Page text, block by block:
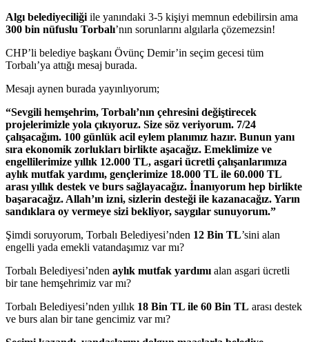
Algı belediyeciliği ile yanındaki 3-5 kişiyi memnun edebilirsin ama
300 bin nüfuslu Torbalı’nın sorunlarını algılarla çözemezsin!
CHP’li belediye başkanı Övünç Demir’in seçim gecesi tüm
Torbalı’ya attığı mesaj burada.
Mesajı aynen burada yayınlıyorum;
“Sevgili hemşehrim, Torbalı’nın çehresini değiştirecek
projelerimizle yola çıkıyoruz. Size söz veriyorum. 7/24
çalışacağım. 100 günlük acil eylem planımız hazır. Bunun yanı
sıra ekonomik zorlukları birlikte aşacağız. Emeklimize ve
engellilerimize yıllık 12.000 TL, asgari ücretli çalışanlarımıza
aylık mutfak yardımı, gençlerimize 18.000 TL ile 60.000 TL
arası yıllık destek ve burs sağlayacağız. İnanıyorum hep birlikte
başaracağız. Allah’ın izni, sizlerin desteği ile kazanacağız. Yarın
sandıklara oy vermeye sizi bekliyor, saygılar sunuyorum.”
Şimdi soruyorum, Torbalı Belediyesi’nden 12 Bin TL’sini alan
engelli yada emekli vatandaşımız var mı?
Torbalı Belediyesi’nden aylık mutfak yardımı alan asgari ücretli
bir tane hemşehrimiz var mı?
Torbalı Belediyesi’nden yıllık 18 Bin TL ile 60 Bin TL arası destek
ve burs alan bir tane gencimiz var mı?